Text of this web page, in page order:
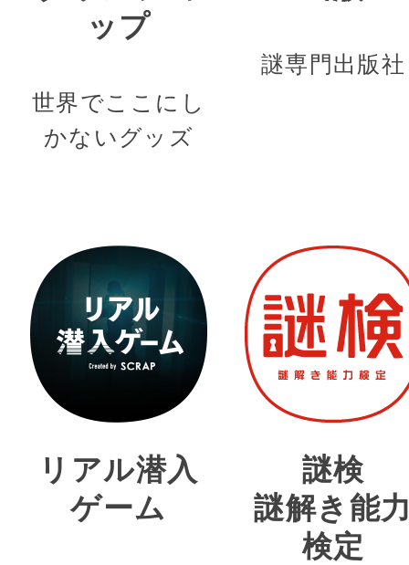
ップ
世界でここにし
かないグッズ
謎専門出版社
リアル潜入
ゲーム
謎検
謎解き能
検定